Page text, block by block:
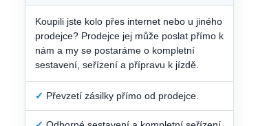
Koupili jste kolo přes internet nebo u jiného
prodejce? Prodejce jej může poslat přímo k
nám a my se postaráme o kompletní
sestavení, seřízení a přípravu k jízdě.
✓ Převzetí zásilky přímo od prodejce.